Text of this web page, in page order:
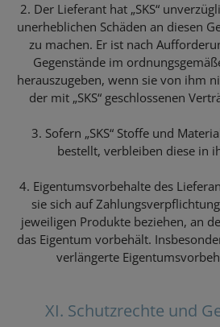
2. Der Lieferant hat „SKS“
unerheblichen Schäden an diesen
zu machen. Er ist nach
Gegenstände im
herauszugeben, wenn sie von ihm
der mit „SKS“ geschlossenen
3. Sofern „SKS“ Stoffe und
bestellt, verbleiben diese in
4. Eigentumsvorbehalte des
sie sich auf
jeweiligen Produkte beziehen, an
das Eigentum vorbehält.
verlängerte
XI. Schutzrechte und